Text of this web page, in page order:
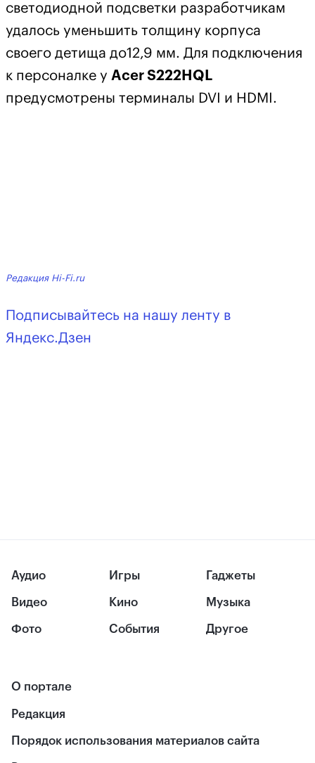
светодиодной подсветки разработчикам
удалось уменьшить толщину корпуса
своего детища до12,9 мм. Для подключения
к персоналке у Acer S222HQL
предусмотрены терминалы DVI и HDMI.
Редакция Hi-Fi.ru
Подписывайтесь на нашу ленту в
Яндекс.Дзен
Аудио
Видео
Фото
Игры
Кино
События
Гаджеты
Музыка
Другое
О портале
Редакция
Порядок использования материалов сайта